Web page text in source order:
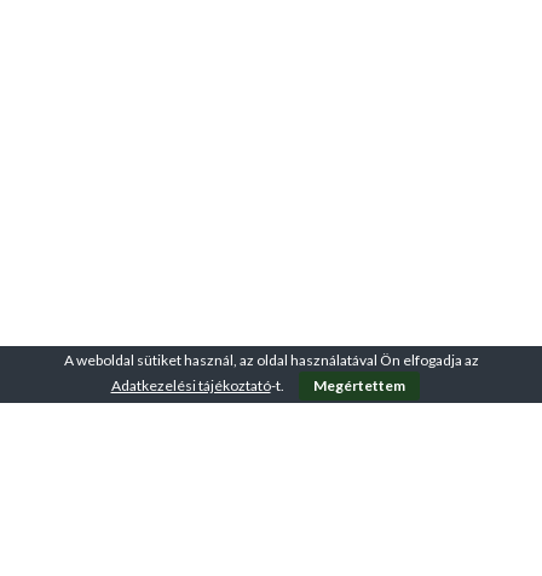
A weboldal sütiket használ, az oldal használatával Ön elfogadja az
Adatkezelési tájékoztató-t. Megértettem